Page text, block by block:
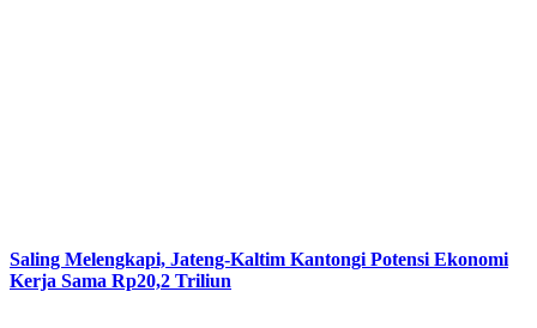
Saling Melengkapi, Jateng-Kaltim Kantongi Potensi Ekonomi
Kerja Sama Rp20,2 Triliun